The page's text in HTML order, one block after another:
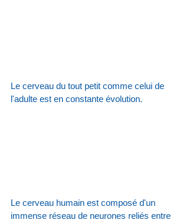
Le cerveau du tout petit comme celui de
l'adulte est en constante évolution.
Le cerveau humain est composé d'un
immense réseau de neurones reliés entre